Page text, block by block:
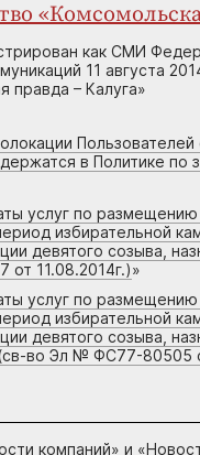
как СМИ
11 августа
правда – Калуга»
в Политике по
услуг по
избирательной
девятого созыва,
11.08.2014г.)»
услуг по
избирательной
девятого созыва,
во Эл № ФС77-80505
компаний» и «